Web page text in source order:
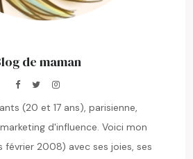
de maman
(20 et 17 ans), parisienne,
d'influence. Voici mon
février 2008) avec ses joies, ses